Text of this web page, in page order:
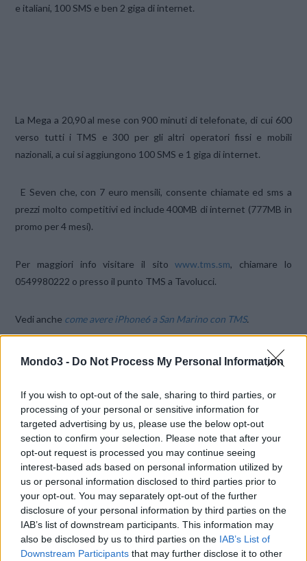
Mondo3 - Do Not Process My Personal Information
If you wish to opt-out of the sale, sharing to third parties, or
processing of your personal or sensitive information for
targeted advertising by us, please use the below opt-out
section to confirm your selection. Please note that after your
opt-out request is processed you may continue seeing
interest-based ads based on personal information utilized by
us or personal information disclosed to third parties prior to
your opt-out. You may separately opt-out of the further
disclosure of your personal information by third parties on the
IAB’s list of downstream participants. This information may
also be disclosed by us to third parties on the IAB’s List of
Downstream Participants that may further disclose it to other
e italiani, 100 SMS e ben 2 giga di internet.
La Mega a 20,90al mese con 900 minuti di telefonate, di cui600
verso tutti i TMS e 300 per gli altri operatori fissi e mobili
nazionali, a cui si aggiungono 100 SMS e 1 giga di internet.
ESeven che, con 7 euro mensili, consente chiamate ed sms a
prezzi molto competitivi ed include 400MB di internet (777MB in
promo per 4 mesi).
Per maggiori info visitare il sitowww.tms.sm, chiamare lo
0549980222 o presso il punto TMS a Tavolucci.
Vedi anche come avere iPhone6 a San Marino con TMS.
CONDIVIDI QUESTO ARTICOLO:
X Mastodon Telegram
WhatsApp Stampa Altro
LE MIGLIORI OFFERTE AMAZON